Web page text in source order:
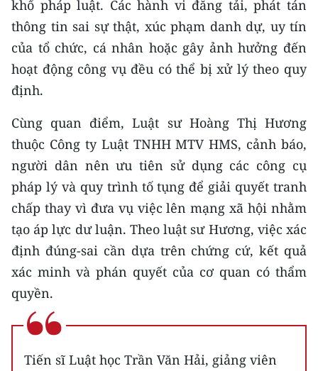
CHUYÊN ĐỀ
CÁC CHUYÊN TRANG
THỜI NAY
NHÂN DÂN CUỐI TUẦN
NHÂN DÂN HẰNG THÁNG
MUA BÁO
ĐỌC BÁO IN
ENGLISH
中文
khổ pháp luật. Các hành vi đăng tải, phát tán
thông tin sai sự thật, xúc phạm danh dự, uy tín
của tổ chức, cá nhân hoặc gây ảnh hưởng đến
hoạt động công vụ đều có thể bị xử lý theo quy
định.
Cùng quan điểm, Luật sư Hoàng Thị Hương
thuộc Công ty Luật TNHH MTV HMS, cảnh báo,
người dân nên ưu tiên sử dụng các công cụ
pháp lý và quy trình tố tụng để giải quyết tranh
chấp thay vì đưa vụ việc lên mạng xã hội nhằm
tạo áp lực dư luận. Theo luật sư Hương, việc xác
định đúng-sai cần dựa trên chứng cứ, kết quả
xác minh và phán quyết của cơ quan có thẩm
quyền.
Tiến sĩ Luật học Trần Văn Hải, giảng viên